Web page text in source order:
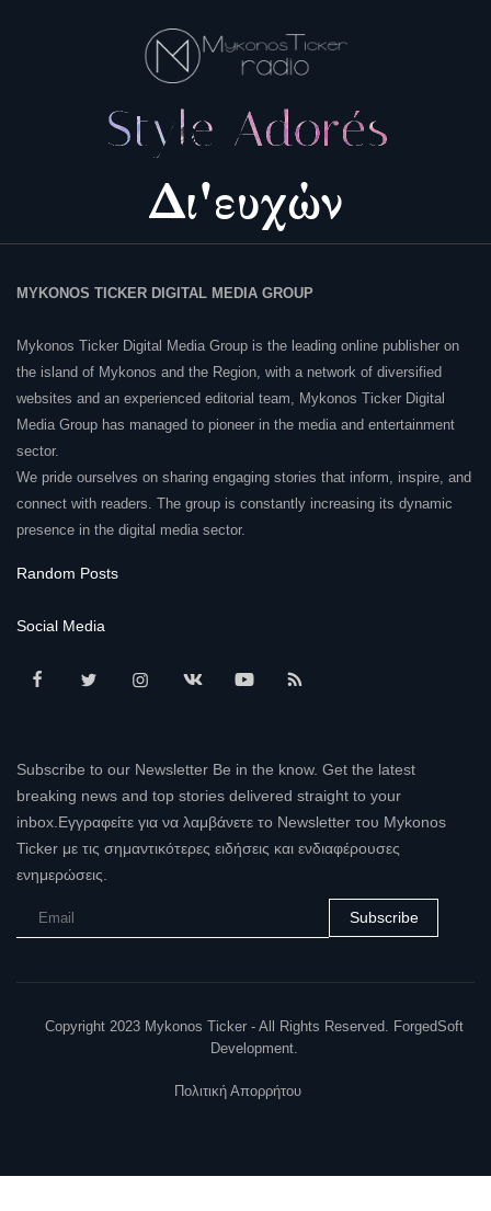
MYKONOS TICKER DIGITAL MEDIA GROUP
Mykonos Ticker Digital Media Group is the leading online publisher on
the island of Mykonos and the Region, with a network of diversified
websites and an experienced editorial team, Mykonos Ticker Digital
Media Group has managed to pioneer in the media and entertainment
sector.
We pride ourselves on sharing engaging stories that inform, inspire, and
connect with readers. The group is constantly increasing its dynamic
presence in the digital media sector.
Random Posts
Social Media
Subscribe to our Newsletter Be in the know. Get the latest
breaking news and top stories delivered straight to your
inbox.Εγγραφείτε για να λαμβάνετε το Newsletter του Mykonos
Ticker με τις σημαντικότερες ειδήσεις και ενδιαφέρουσες
ενημερώσεις.
Subscribe
Copyright 2023 Mykonos Ticker - All Rights Reserved. ForgedSoft
Development.
Πολιτική Απορρήτου